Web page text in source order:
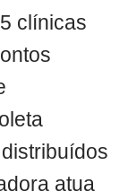
clínicas
atua